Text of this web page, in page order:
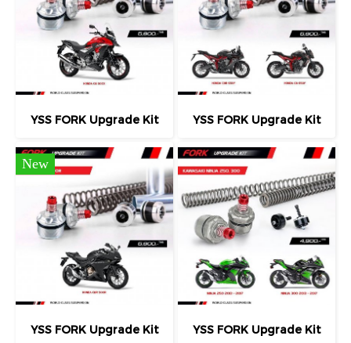
YSS FORK Upgrade Kit YSS FORK Upgrade Kit
New
YSS FORK Upgrade Kit YSS FORK Upgrade Kit